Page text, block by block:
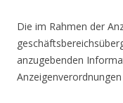
Die im Rahmen der
anzugebenden